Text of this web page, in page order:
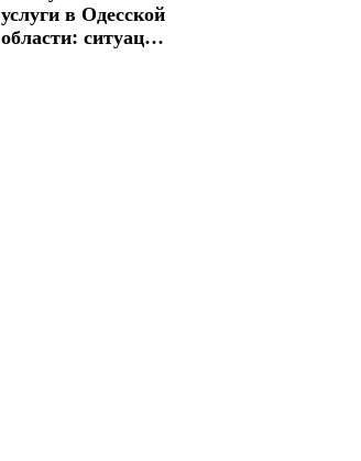
услуги в Одесской
области: ситуация